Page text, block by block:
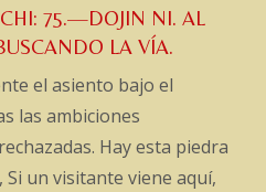
75.—DOJIN NI. AL
LA VÍA.
el asiento bajo el
las ambiciones
Hay esta piedra
un visitante viene aquí,